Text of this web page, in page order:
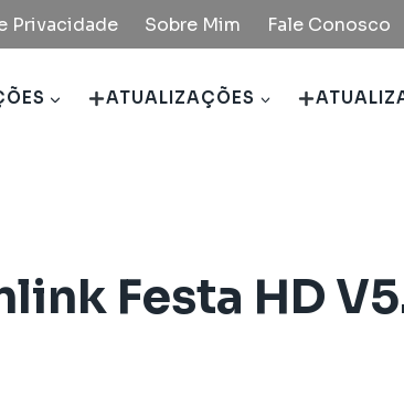
Privacidade Sobre Mim Fale Conosco
ATUALIZAÇÕES
Festa HD